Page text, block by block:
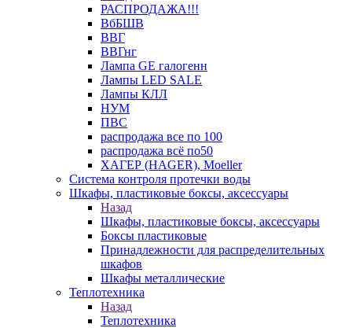
РАСПРОДАЖА!!!
ВбБШВ
ВВГ
ВВГнг
Лампа GE галогенн
Лампы LED SALE
Лампы КЛЛ
НУМ
ПВС
распродажа все по 100
распродажа всё по50
ХАГЕР (HAGER), Moeller
Система контроля протечки воды
Шкафы, пластиковые боксы, аксессуары
Назад
Шкафы, пластиковые боксы, аксессуары
Боксы пластиковые
Принадлежности для распределительных
шкафов
Шкафы металлические
Теплотехника
Назад
Теплотехника